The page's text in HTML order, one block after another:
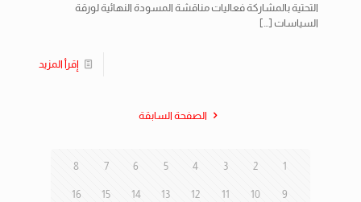
التحتية بالمشاركة فعاليات مناقشة المسودة النهائية لورقة
السياسات […]
إقرأ المزيد
الصفحة السابقة
1
2
3
4
5
6
7
8
9
10
11
12
13
14
15
16